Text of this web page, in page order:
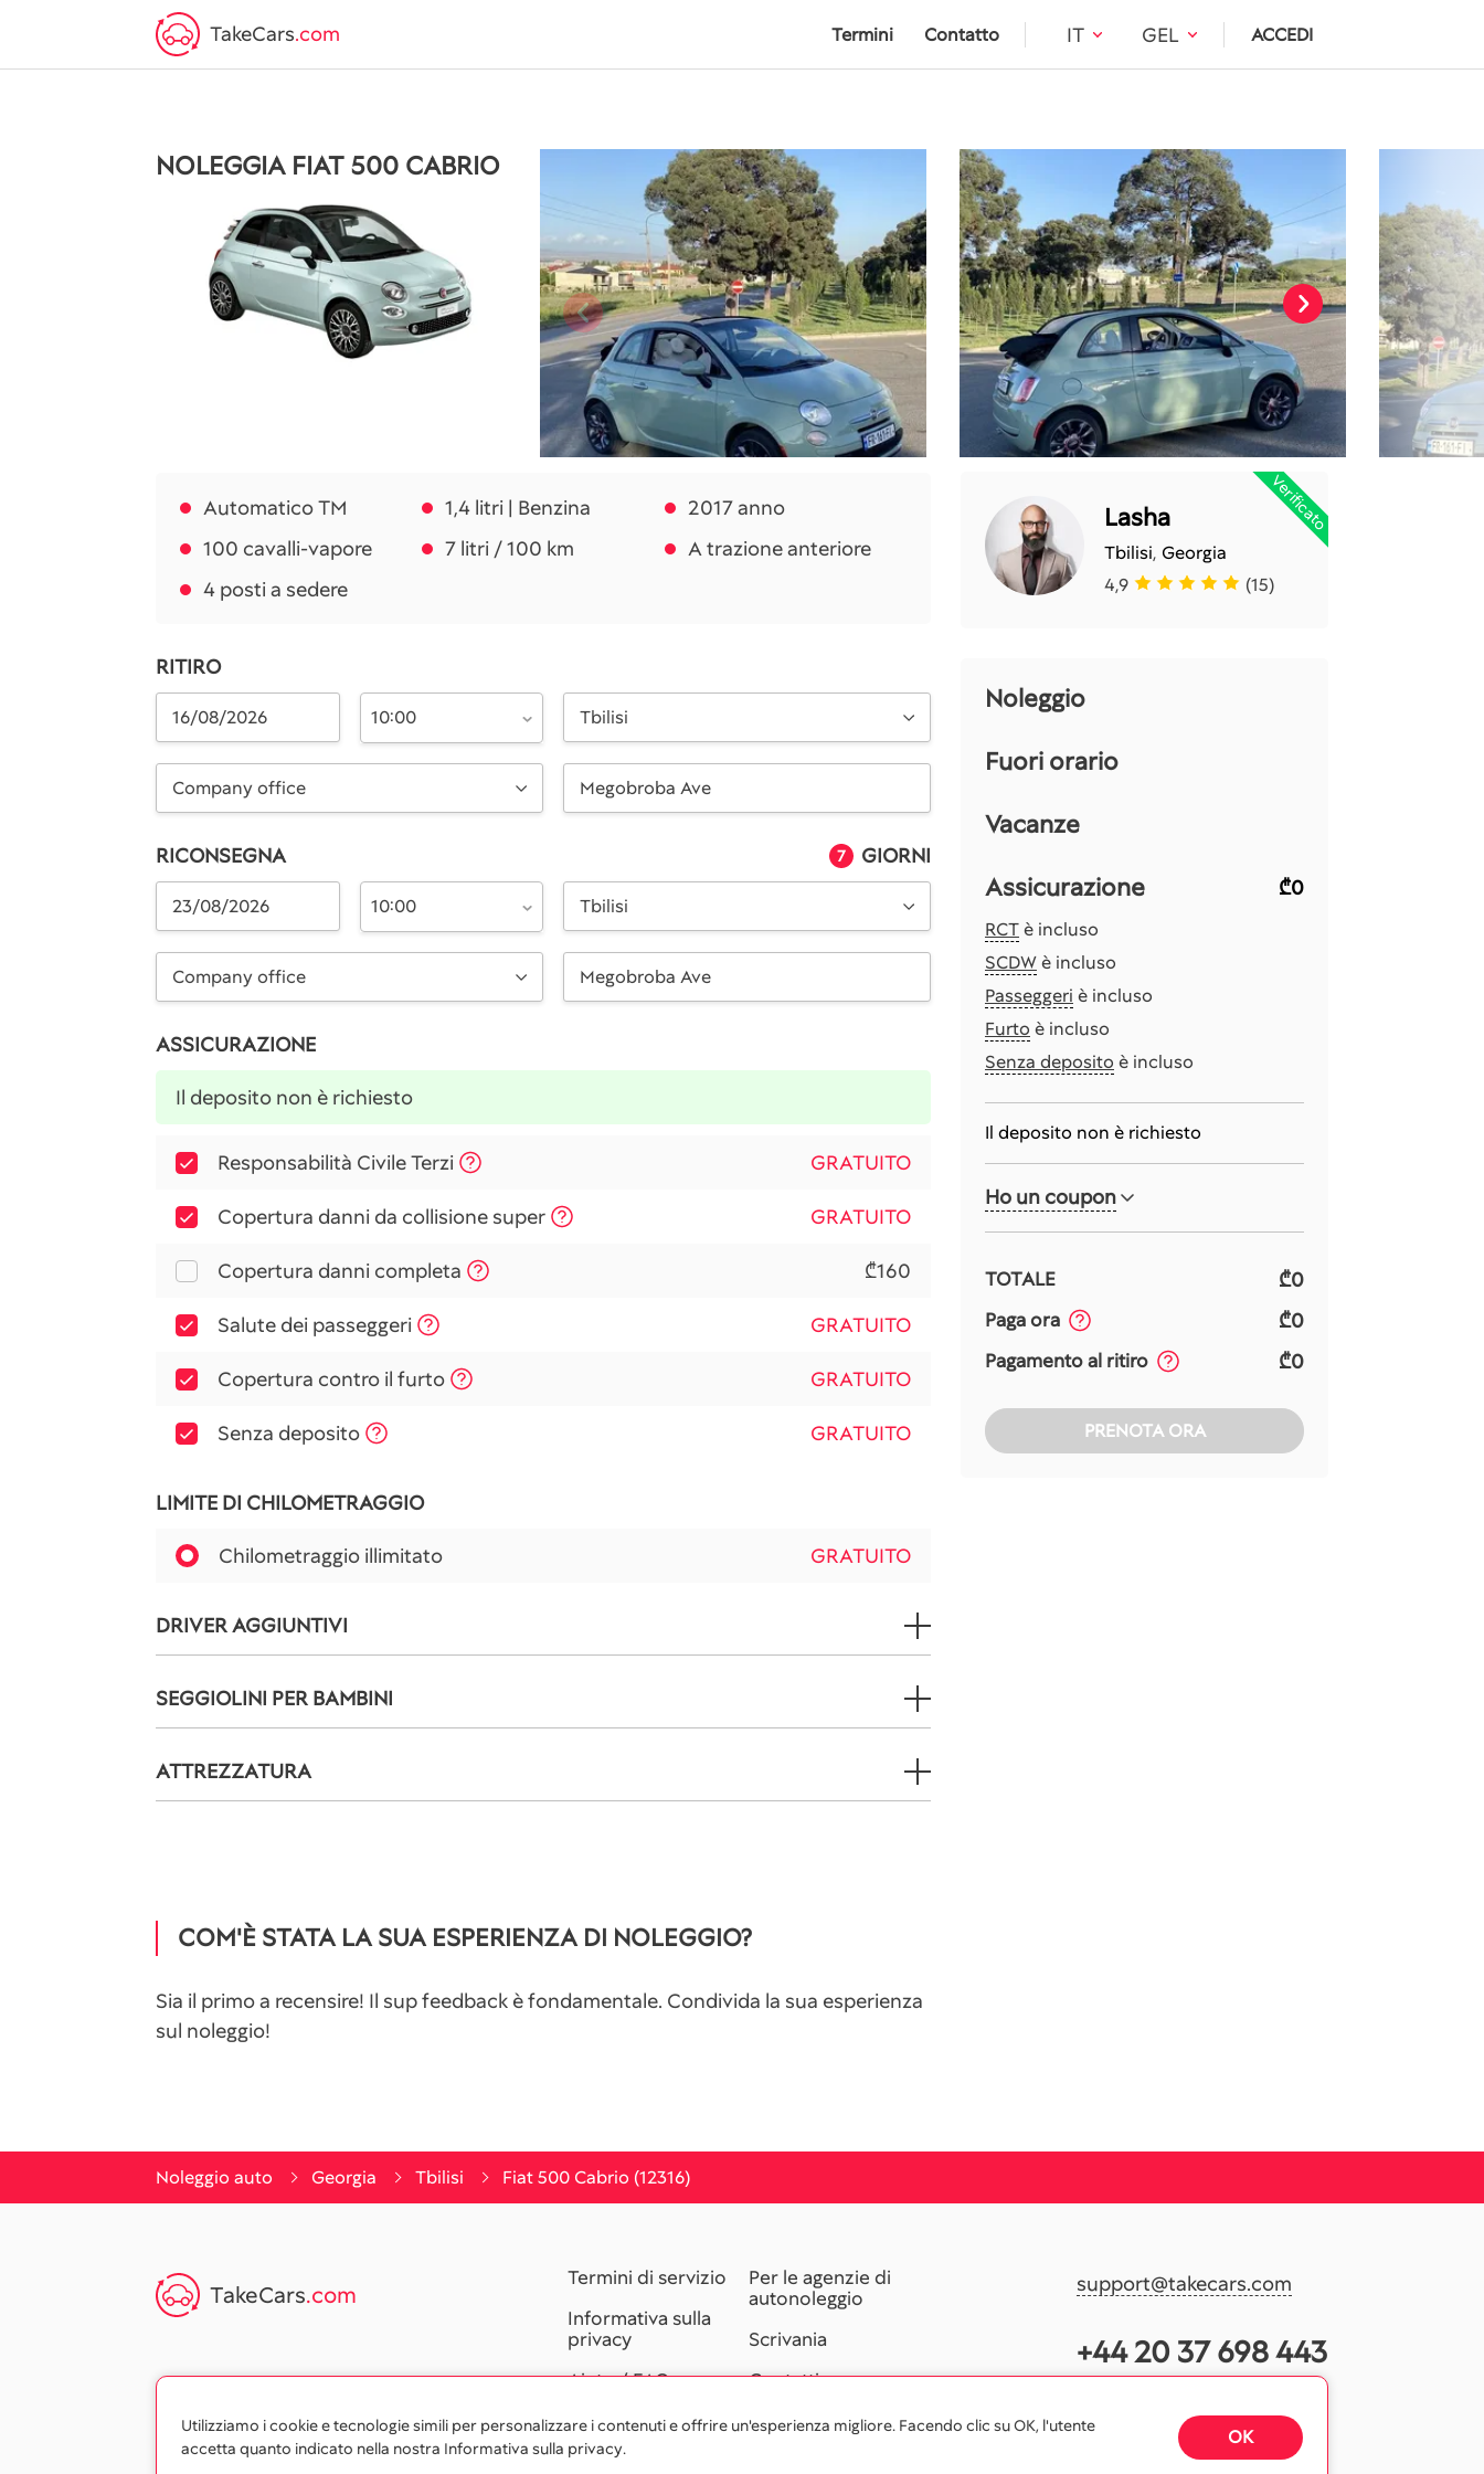
TakeCars.com Termini Contatto IT GEL ACCEDI
NOLEGGIA FIAT 500 CABRIO
Automatico TM 1,4 litri | Benzina
2017 anno
100 cavalli-vapore
7 litri / 100 km
A trazione anteriore
4 posti a sedere
RITIRO
10:00 Tbilisi
Company office
RICONSEGNA 7 GIORNI
10:00 Tbilisi
Company office
ASSICURAZIONE
Il deposito non è richiesto
Responsabilità Civile Terzi GRATUITO
Copertura danni da collisione super GRATUITO
Copertura danni completa ₾160
Salute dei passeggeri GRATUITO
Copertura contro il furto GRATUITO
Senza deposito GRATUITO
LIMITE DI CHILOMETRAGGIO
Chilometraggio illimitato GRATUITO
DRIVER AGGIUNTIVI
SEGGIOLINI PER BAMBINI
ATTREZZATURA
COM'È STATA LA SUA ESPERIENZA DI NOLEGGIO?
Sia il primo a recensire! Il sup feedback è fondamentale. Condivida la sua esperienza
sul noleggio!
Verificato
Lasha
Tbilisi, Georgia
4,9
(15)
Noleggio
Fuori orario
Vacanze
Assicurazione
₾0
RCTè incluso
SCDWè incluso
Passeggeri è incluso
Furto è incluso
Senza deposito è incluso
Il deposito non è richiesto
Ho un coupon
TOTALE ₾0
Paga ora ₾0
Pagamento al ritiro ₾0
PRENOTA ORA
Noleggio auto Georgia Tbilisi Fiat 500 Cabrio (12316)
TakeCars.com
Termini di servizio
Informativa sulla
privacy
Aiuto / FAQ
Programma di
affiliazione
Per le agenzie di
autonoleggio
Scrivania
Contatti
support@takecars.com
+44 20 37 698 443
Utilizziamo i cookie e tecnologie simili per personalizzare i contenuti e offrire un'esperienza migliore. Facendo clic su OK, l'utente
accetta quanto indicato nella nostra Informativa sulla privacy.
OK